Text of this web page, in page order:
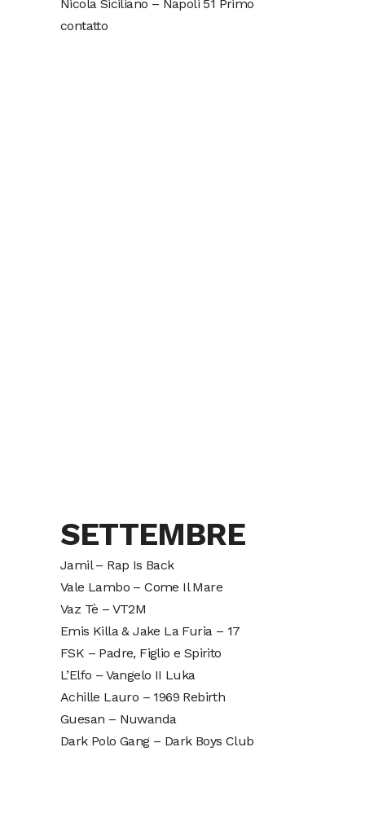
Nicola Siciliano – Napoli 51 Primo
contatto
SETTEMBRE
Jamil – Rap Is Back
Vale Lambo – Come Il Mare
Vaz Tè – VT2M
Emis Killa & Jake La Furia – 17
FSK – Padre, Figlio e Spirito
L’Elfo – Vangelo II Luka
Achille Lauro – 1969 Rebirth
Guesan – Nuwanda
Dark Polo Gang – Dark Boys Club